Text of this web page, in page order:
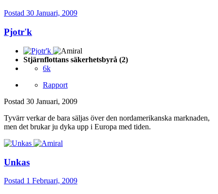
Postad 30 Januari, 2009
Pjotr'k
Stjärnflottans säkerhetsbyrå (2)
6k
Rapport
Postad 30 Januari, 2009
Tyvärr verkar de bara säljas över den nordamerikanska marknaden,
men det brukar ju dyka upp i Europa med tiden.
Unkas
Postad 1 Februari, 2009